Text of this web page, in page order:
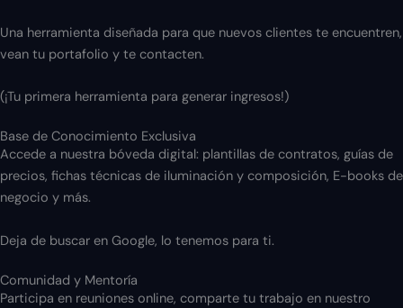
Una herramienta diseñada para que nuevos clientes te encuentren,
vean tu portafolio y te contacten.
(¡Tu primera herramienta para generar ingresos!)
Base de Conocimiento Exclusiva
Accede a nuestra bóveda digital: plantillas de contratos, guías de
precios, fichas técnicas de iluminación y composición, E-books de
negocio y más.
Deja de buscar en Google, lo tenemos para ti.
Comunidad y Mentoría
Participa en reuniones online, comparte tu trabajo en nuestro